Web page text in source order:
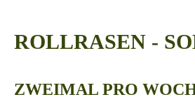
ROLLRASEN -
ZWEIMAL PRO